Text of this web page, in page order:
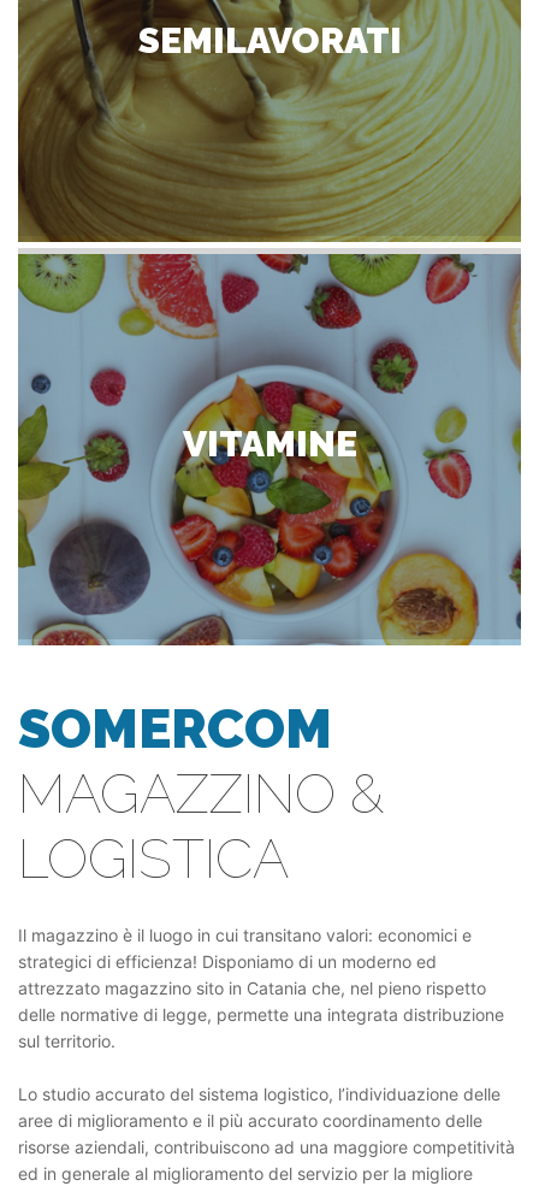
SEMILAVORATI
VITAMINE
SOMERCOM
MAGAZZINO &
LOGISTICA
Il magazzino è il luogo in cui transitano valori: economici e
strategici di efficienza! Disponiamo di un moderno ed
attrezzato magazzino sito in Catania che, nel pieno rispetto
delle normative di legge, permette una integrata distribuzione
sul territorio.
Lo studio accurato del sistema logistico, l’individuazione delle
aree di miglioramento e il più accurato coordinamento delle
risorse aziendali, contribuiscono ad una maggiore competitività
ed in generale al miglioramento del servizio per la migliore